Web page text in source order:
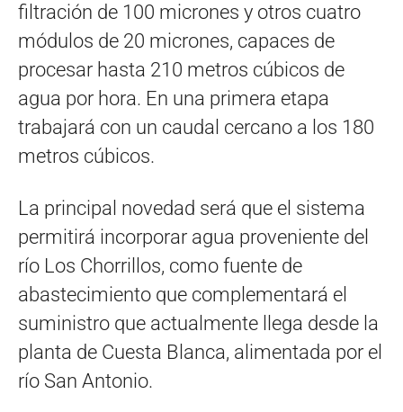
filtración de 100 micrones y otros cuatro
módulos de 20 micrones, capaces de
procesar hasta 210 metros cúbicos de
agua por hora. En una primera etapa
trabajará con un caudal cercano a los 180
metros cúbicos.
La principal novedad será que el sistema
permitirá incorporar agua proveniente del
río Los Chorrillos, como fuente de
abastecimiento que complementará el
suministro que actualmente llega desde la
planta de Cuesta Blanca, alimentada por el
río San Antonio.